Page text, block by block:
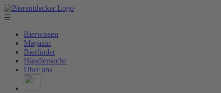
☰
Bierwissen
Magazin
Bierfinder
Händlersuche
Über uns